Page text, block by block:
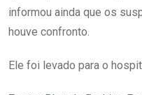
informou ainda que os
houve confronto.
Ele foi levado para o